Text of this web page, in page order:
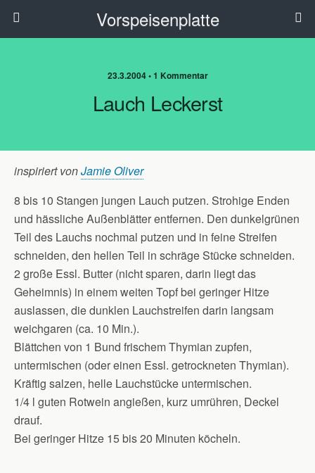
Vorspeisenplatte
23.3.2004 • 1 Kommentar
Lauch Leckerst
inspiriert vonJamie Oliver
8 bis 10 Stangen jungen Lauch putzen. Strohige Enden
und hässliche Außenblätter entfernen. Den dunkelgrünen
Teil des Lauchs nochmal putzen und in feine Streifen
schneiden, den hellen Teil in schräge Stücke schneiden.
2 große Essl. Butter (nicht sparen, darin liegt das
Geheimnis) in einem weiten Topf bei geringer Hitze
auslassen, die dunklen Lauchstreifen darin langsam
weichgaren (ca. 10 Min.).
Blättchen von 1 Bund frischem Thymian zupfen,
untermischen (oder einen Essl. getrockneten Thymian).
Kräftig salzen, helle Lauchstücke untermischen.
1/4 l guten Rotwein angießen, kurz umrühren, Deckel
drauf.
Bei geringer Hitze 15 bis 20 Minuten köcheln.